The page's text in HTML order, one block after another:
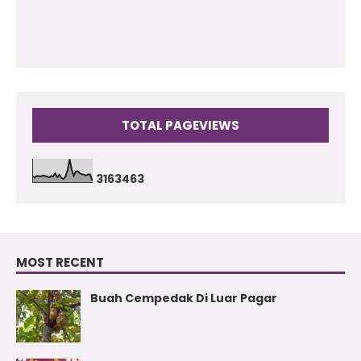
TOTAL PAGEVIEWS
3163463
MOST RECENT
Buah Cempedak Di Luar Pagar